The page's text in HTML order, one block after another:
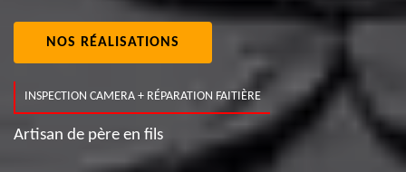
NOS RÉALISATIONS
INSPECTION CAMERA + RÉPARATION FAITIÈRE
Artisan de père en fils